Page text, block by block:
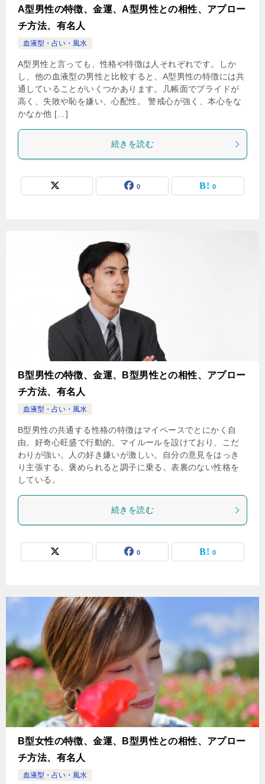
A型男性の特徴、金運、A型男性との相性、アプロー
チ方法、有名人
血液型・占い・風水
A型男性と言っても、性格や特徴は人それぞれです。しか
し、他の血液型の男性と比較すると、A型男性の特徴には共
通していることがいくつかあります。几帳面でプライドが
高く、失敗や恥を嫌い、心配性。 警戒心が強く、本心をな
かなか他 […]
続きを読む
0 0
B型男性の特徴、金運、B型男性との相性、アプロー
チ方法、有名人
血液型・占い・風水
B型男性の共通する性格の特徴はマイペースでとにかく自
由。好奇心旺盛で行動的。マイルールを設けており、こだ
わりが強い。人の好き嫌いが激しい。自分の意見をはっき
り主張する。褒められると調子に乗る。表裏のない性格を
している。
続きを読む
0 0
B型女性の特徴、金運、B型男性との相性、アプロー
チ方法、有名人
血液型・占い・風水